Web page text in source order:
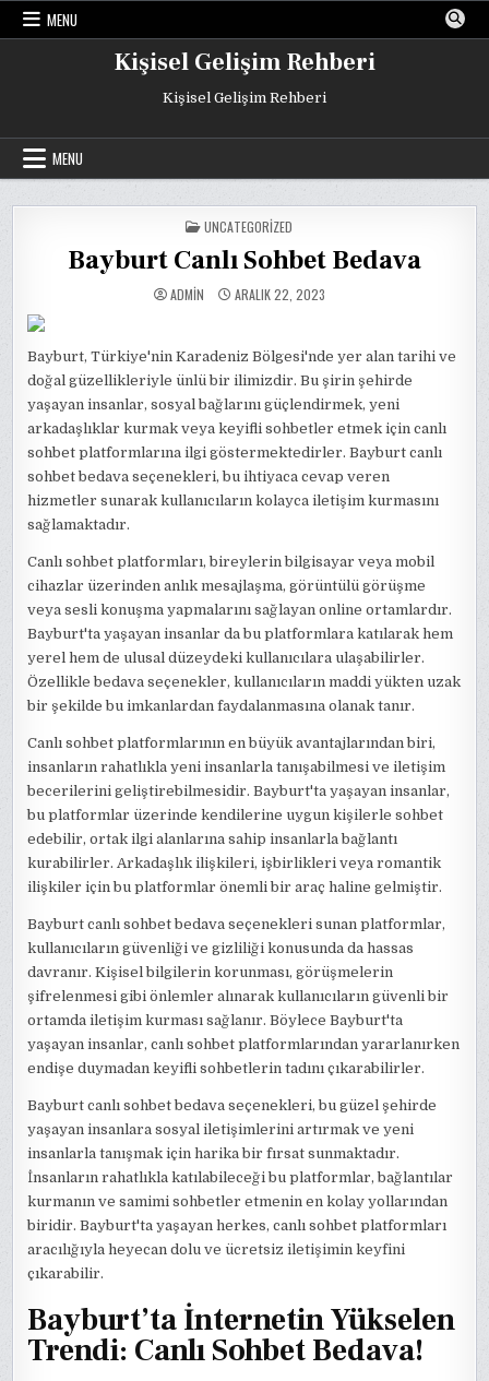
Skip
MENU
Kişisel Gelişim Rehberi
Kişisel Gelişim Rehberi
MENU
POSTED
IN
UNCATEGORIZED
Bayburt Canlı Sohbet Bedava
ADMIN ARALIK 22, 2023
Bayburt, Türkiye'nin Karadeniz Bölgesi'nde yer alan tarihi ve
doğal güzellikleriyle ünlü bir ilimizdir. Bu şirin şehirde
yaşayan insanlar, sosyal bağlarını güçlendirmek, yeni
arkadaşlıklar kurmak veya keyifli sohbetler etmek için canlı
sohbet platformlarına ilgi göstermektedirler. Bayburt canlı
sohbet bedava seçenekleri, bu ihtiyaca cevap veren
hizmetler sunarak kullanıcıların kolayca iletişim kurmasını
sağlamaktadır.
Canlı sohbet platformları, bireylerin bilgisayar veya mobil
cihazlar üzerinden anlık mesajlaşma, görüntülü görüşme
veya sesli konuşma yapmalarını sağlayan online ortamlardır.
Bayburt'ta yaşayan insanlar da bu platformlara katılarak hem
yerel hem de ulusal düzeydeki kullanıcılara ulaşabilirler.
Özellikle bedava seçenekler, kullanıcıların maddi yükten uzak
bir şekilde bu imkanlardan faydalanmasına olanak tanır.
Canlı sohbet platformlarının en büyük avantajlarından biri,
insanların rahatlıkla yeni insanlarla tanışabilmesi ve iletişim
becerilerini geliştirebilmesidir. Bayburt'ta yaşayan insanlar,
bu platformlar üzerinde kendilerine uygun kişilerle sohbet
edebilir, ortak ilgi alanlarına sahip insanlarla bağlantı
kurabilirler. Arkadaşlık ilişkileri, işbirlikleri veya romantik
ilişkiler için bu platformlar önemli bir araç haline gelmiştir.
Bayburt canlı sohbet bedava seçenekleri sunan platformlar,
kullanıcıların güvenliği ve gizliliği konusunda da hassas
davranır. Kişisel bilgilerin korunması, görüşmelerin
şifrelenmesi gibi önlemler alınarak kullanıcıların güvenli bir
ortamda iletişim kurması sağlanır. Böylece Bayburt'ta
yaşayan insanlar, canlı sohbet platformlarından yararlanırken
endişe duymadan keyifli sohbetlerin tadını çıkarabilirler.
Bayburt canlı sohbet bedava seçenekleri, bu güzel şehirde
yaşayan insanlara sosyal iletişimlerini artırmak ve yeni
insanlarla tanışmak için harika bir fırsat sunmaktadır.
İnsanların rahatlıkla katılabileceği bu platformlar, bağlantılar
kurmanın ve samimi sohbetler etmenin en kolay yollarından
biridir. Bayburt'ta yaşayan herkes, canlı sohbet platformları
aracılığıyla heyecan dolu ve ücretsiz iletişimin keyfini
çıkarabilir.
Bayburt’ta İnternetin Yükselen
Trendi: Canlı Sohbet Bedava!